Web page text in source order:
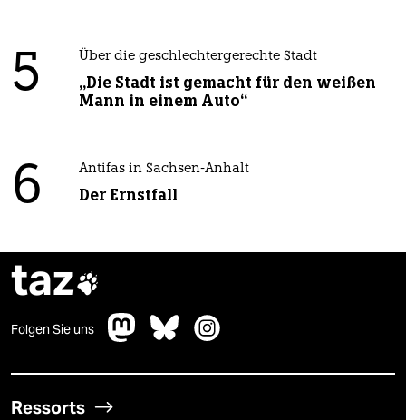
5 Über die geschlechtergerechte Stadt
„Die Stadt ist gemacht für den weißen
Mann in einem Auto“
6 Antifas in Sachsen-Anhalt
Der Ernstfall
taz
Folgen Sie uns
Ressorts